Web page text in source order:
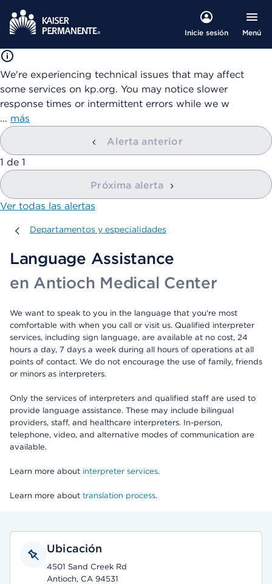
Inicie sesión Menú
We're experiencing technical issues that may affect
some services on kp.org. You may notice slower
response times or intermittent errors while we w
… más
Alerta anterior
mostrando
1 de 1
Próxima alerta
Ver todas las alertas
Departamentos y especialidades
Departamentos y especialidades
Language Assistance
en Antioch Medical Center
We want to speak to you in the language that you're most
comfortable with when you call or visit us. Qualified interpreter
services, including sign language, are available at no cost, 24
hours a day, 7 days a week during all hours of operations at all
points of contact. We do not encourage the use of family, friends
or minors as interpreters.
Only the services of interpreters and qualified staff are used to
provide language assistance. These may include bilingual
providers, staff, and healthcare interpreters. In-person,
telephone, video, and alternative modes of communication are
available.
Learn more about interpreter services.
Learn more about translation process.
Ubicación
4501 Sand Creek Rd
Antioch, CA 94531